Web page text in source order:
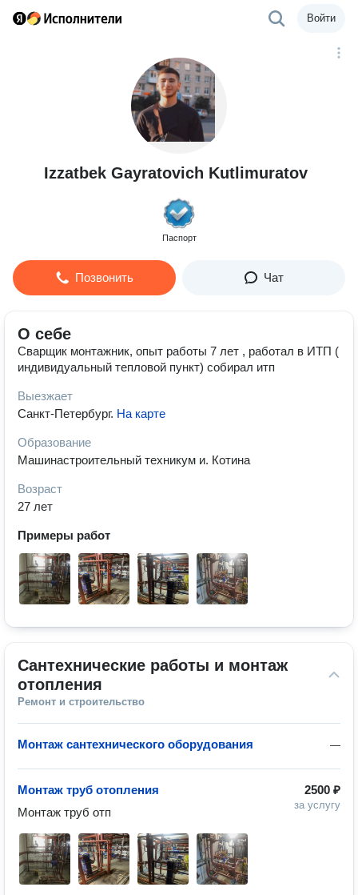
Войти
Izzatbek Gayratovich Kutlimuratov
Паспорт
Позвонить Чат
О себе
Сварщик монтажник, опыт работы 7 лет , работал в ИТП (
индивидуальный тепловой пункт) собирал итп
Выезжает
Санкт-Петербург. На карте
Образование
Машинастроительный техникум и. Котина
Возраст
27 лет
Примеры работ
Сантехнические работы и монтаж
отопления
Ремонт и строительство
—
Монтаж сантехнического оборудования
2500 ₽
за услугу
Монтаж труб отопления
Монтаж труб отп